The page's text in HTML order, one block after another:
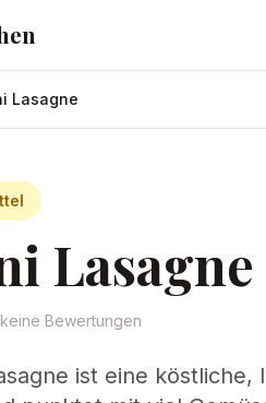
Lasagne
Lasagne
Bewertungen
ist eine köstliche,